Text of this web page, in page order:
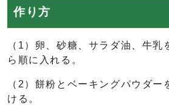
作り方
（1）卵、砂糖、サラダ油、牛乳
ら順に入れる。
（2）餅粉とベーキングパウダー
ける。